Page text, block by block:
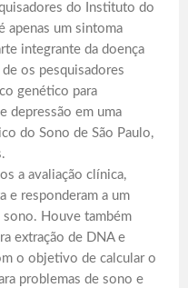
do Instituto do
apenas um sintoma
integrante da doença
os pesquisadores
genético para
depressão em uma
do Sono de São Paulo,
a avaliação clínica,
e responderam a um
Houve também
extração de DNA e
o objetivo de calcular o
problemas de sono e